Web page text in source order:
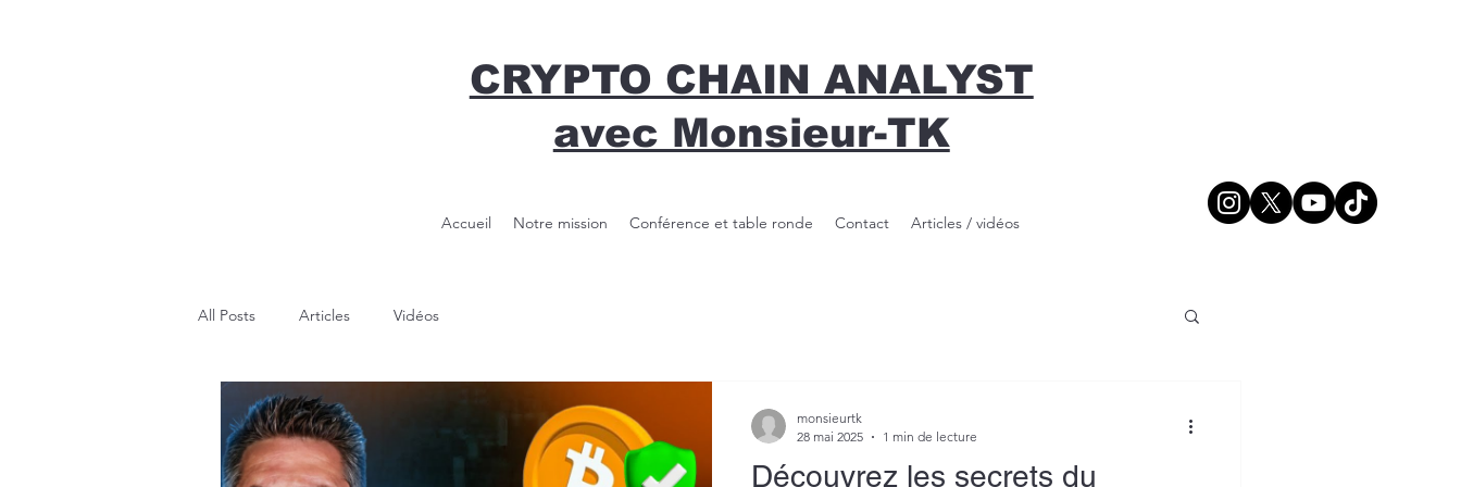
CRYPTO CHAIN ANALYST
avec Monsieur-TK
Accueil Notre mission Conférence et table ronde Contact Articles / vidéos
All Posts Articles Vidéos
Découvrez les secrets du
monsieurtk
28 mai 2025
1 min de lecture